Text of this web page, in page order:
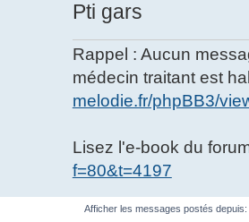
Pti gars
Rappel : Aucun
médecin traitant est
melodie.fr/phpBB3/
Lisez l'e-book du
f=80&t=4197
Afficher les messages postés depuis: